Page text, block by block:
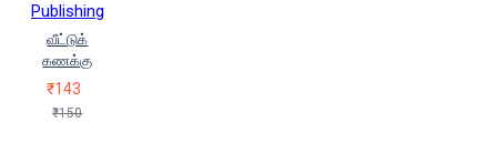
Publishing
வீட்டுக்
கணக்கு
₹143
₹150